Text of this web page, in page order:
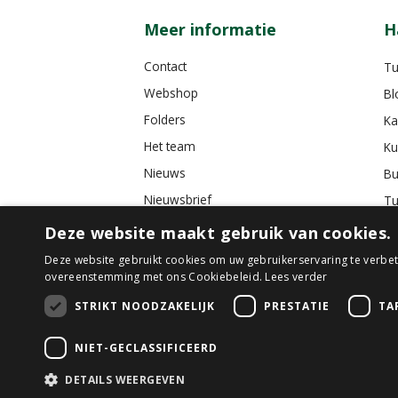
Meer informatie
Contact
Webshop
Folders
Het team
Nieuws
Nieuwsbrief
Tuincafé
Vacatures
Algemene voorwaarden
Deze website maakt gebruik van cookies.
Deze website gebruikt cookies om uw gebruikerservaring te
overeenstemming met ons Cookiebeleid. Lees verder
STRIKT NOODZAKELIJK
PRESTATIE
NIET-GECLASSIFICEERD
DETAILS WEERGEVEN